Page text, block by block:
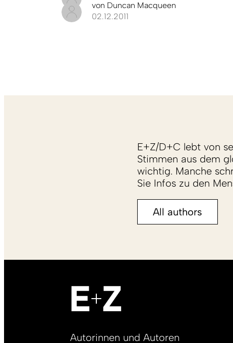
von Duncan Macqueen
02.12.2011
E+Z/D+C lebt von
Stimmen aus dem
wichtig. Manche
Sie Infos zu den
All authors
Footer
Autorinnen und Autoren